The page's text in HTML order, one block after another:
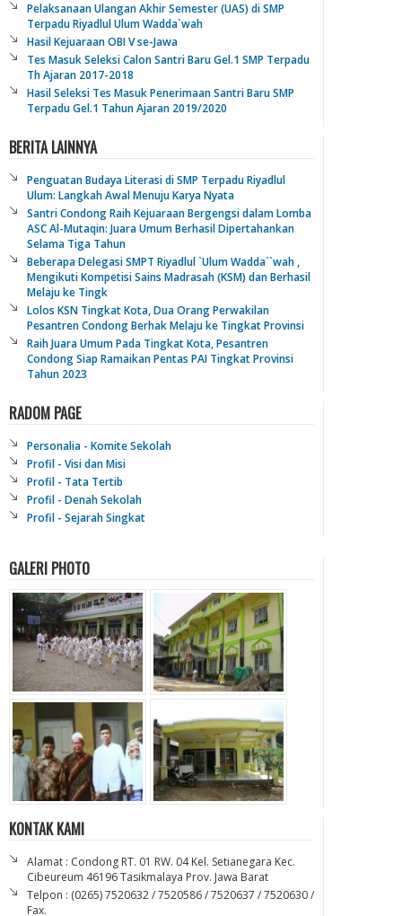
Pelaksanaan Ulangan Akhir Semester (UAS) di SMP
Terpadu Riyadlul Ulum Wadda`wah
Hasil Kejuaraan OBI V se-Jawa
Tes Masuk Seleksi Calon Santri Baru Gel.1 SMP Terpadu
Th Ajaran 2017-2018
Hasil Seleksi Tes Masuk Penerimaan Santri Baru SMP
Terpadu Gel.1 Tahun Ajaran 2019/2020
BERITA LAINNYA
Penguatan Budaya Literasi di SMP Terpadu Riyadlul
Ulum: Langkah Awal Menuju Karya Nyata
Santri Condong Raih Kejuaraan Bergengsi dalam Lomba
ASC Al-Mutaqin: Juara Umum Berhasil Dipertahankan
Selama Tiga Tahun
Beberapa Delegasi SMPT Riyadlul `Ulum Wadda``wah ,
Mengikuti Kompetisi Sains Madrasah (KSM) dan Berhasil
Melaju ke Tingk
Lolos KSN Tingkat Kota, Dua Orang Perwakilan
Pesantren Condong Berhak Melaju ke Tingkat Provinsi
Raih Juara Umum Pada Tingkat Kota, Pesantren
Condong Siap Ramaikan Pentas PAI Tingkat Provinsi
Tahun 2023
RADOM PAGE
Personalia - Komite Sekolah
Profil - Visi dan Misi
Profil - Tata Tertib
Profil - Denah Sekolah
Profil - Sejarah Singkat
GALERI PHOTO
KONTAK KAMI
Alamat : Condong RT. 01 RW. 04 Kel. Setianegara Kec.
Cibeureum 46196 Tasikmalaya Prov. Jawa Barat
Telpon : (0265) 7520632 / 7520586 / 7520637 / 7520630 /
Fax.